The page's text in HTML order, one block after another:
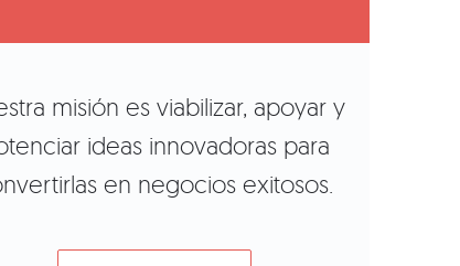
misión es viabilizar, apoyar y
ideas innovadoras para
en negocios exitosos.